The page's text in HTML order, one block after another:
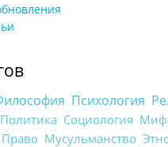
Психология
Политика Социология
Право Мусульманство